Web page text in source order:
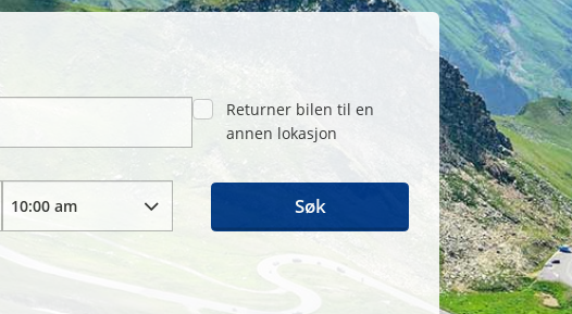
Returner bilen til en
annen lokasjon
Søk